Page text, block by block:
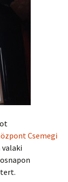
Csemegi
valaki